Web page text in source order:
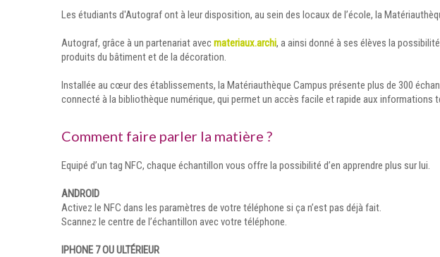
Les étudiants d'Autograf ont à leur disposition, au sein des locaux de l’école, la
Autograf, grâce à un partenariat avecmateriaux.archi, a ainsi donné à ses élèves la
produits du bâtiment et de la décoration.
Installée au cœur des établissements, la Matériauthèque Campus présente plus de 300
connecté à la bibliothèque numérique, qui permet un accès facile et rapide aux informations
Comment faire parler la matière ?
Equipé d’un tag NFC, chaque échantillon vous offre la possibilité d’en apprendre plus sur lui.
ANDROID
Activez le NFC dans les paramètres de votre téléphone si ça n’est pas déjà fait.
Scannez le centre de l’échantillon avec votre téléphone.
IPHONE 7 OU ULTÉRIEUR